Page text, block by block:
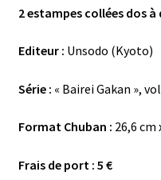
2 estampes collées dos à
Editeur : Unsodo (Kyoto)
Série : « Bairei Gakan »,
Format Chuban : 26,6 cm
Frais de port : 5 €